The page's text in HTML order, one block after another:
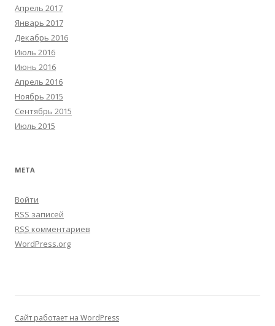
Апрель 2017
Январь 2017
Декабрь 2016
Июль 2016
Июнь 2016
Апрель 2016
Ноябрь 2015
Сентябрь 2015
Июль 2015
МЕТА
Войти
RSS записей
RSS комментариев
WordPress.org
Сайт работает на WordPress